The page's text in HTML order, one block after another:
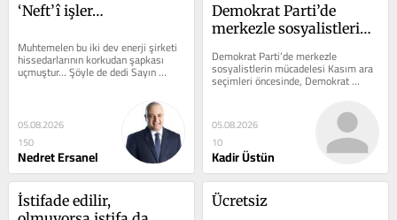
‘Neft’î işler…
Muhtemelen bu iki dev enerji şirketi
hissedarlarının korkudan şapkası
uçmuştur… Şöyle de dedi Sayın
Başkan; “Bir şirketin, önceki...
05.08.2026
150
Nedret Ersanel
Demokrat Parti’de
merkezle sosyalistlerin
Demokrat Parti’de merkezle
sosyalistlerin mücadelesi Kasım ara
seçimleri öncesinde, Demokrat
Parti’de merkezle demokrat
05.08.2026
10
Kadir Üstün
İstifade edilir,
Ücretsiz